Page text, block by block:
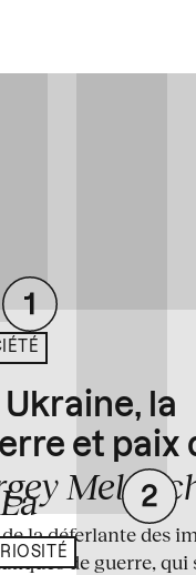
Ukraine, la
et paix
la déferlante des
de guerre, qui